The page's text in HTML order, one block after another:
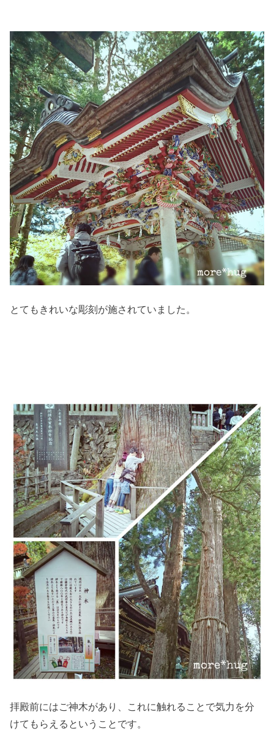
とてもきれいな彫刻が施されていました。
拝殿前にはご神木があり、これに触れることで気力を分
けてもらえるということです。